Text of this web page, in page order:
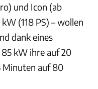
und Icon (ab
(118 PS) – wollen
dank eines
kW ihre auf 20
Minuten auf 80